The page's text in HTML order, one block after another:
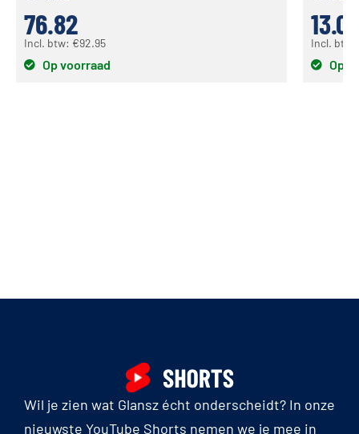
76.82
Incl. btw: €92.95
Op voorraad
Incl. btw:
Op
Wil je zien wat Glansz écht onderscheidt? In onze
nieuwste YouTube Shorts nemen we je mee in